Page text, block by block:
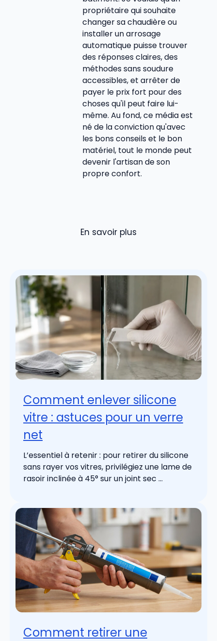
propriétaire qui souhaite
changer sa chaudière ou
installer un arrosage
automatique puisse trouver
des réponses claires, des
méthodes sans soudure
accessibles, et arrêter de
payer le prix fort pour des
choses qu'il peut faire lui-
même. Au fond, ce média est
né de la conviction qu'avec
les bons conseils et le bon
matériel, tout le monde peut
devenir l'artisan de son
propre confort.
En savoir plus
Comment enlever silicone
vitre : astuces pour un verre
net
L’essentiel à retenir : pour retirer du silicone
sans rayer vos vitres, privilégiez une lame de
rasoir inclinée à 45° sur un joint sec ...
Comment retirer une